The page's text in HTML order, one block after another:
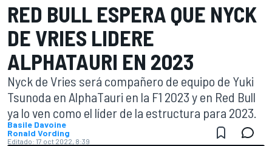
RED BULL ESPERA QUE NYCK
DE VRIES LIDERE
ALPHATAURI EN 2023
Nyck de Vries será compañero de equipo de Yuki
Tsunoda en AlphaTauri en la F1 2023 y en Red Bull
ya lo ven como el líder de la estructura para 2023.
Basile Davoine
Ronald Vording
Editado: 17 oct 2022, 8:39